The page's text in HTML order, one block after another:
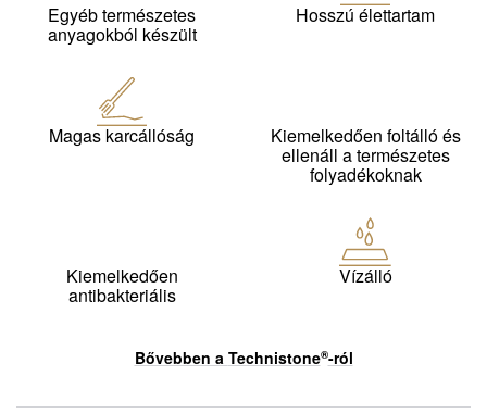
Egyéb természetes
anyagokból készült
Hosszú élettartam
Magas karcállóság Kiemelkedően foltálló és
ellenáll a természetes
folyadékoknak
Kiemelkedően
antibakteriális
Vízálló
Bővebben a Technistone®-ról